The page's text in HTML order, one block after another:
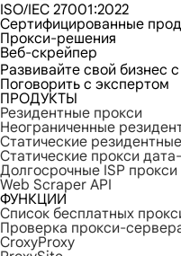
ISO/IEC 27001:2022
Сертифицированные
Прокси-решения
Веб-скрейпер
Развивайте свой бизнес
Поговорить с экспертом
ПРОДУКТЫ
Резидентные прокси
Неограниченные
Статические
Статические прокси
Долгосрочные ISP прокси
Web Scraper API
ФУНКЦИИ
Список бесплатных
Проверка прокси-
CroxyProxy